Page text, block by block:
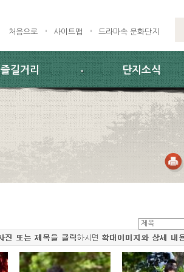
처음으로 사이트맵 드라마속 문화단지
즐길거리 단지소식